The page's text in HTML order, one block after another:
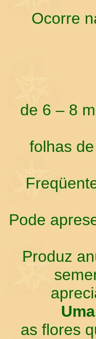
Ocorre
de 6 – 8
folhas
Pode
Produz
as flores